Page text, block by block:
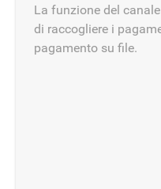
La funzione del
di raccogliere i
pagamento su file.